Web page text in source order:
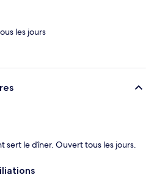
les jours
sert le dîner. Ouvert tous les jours.